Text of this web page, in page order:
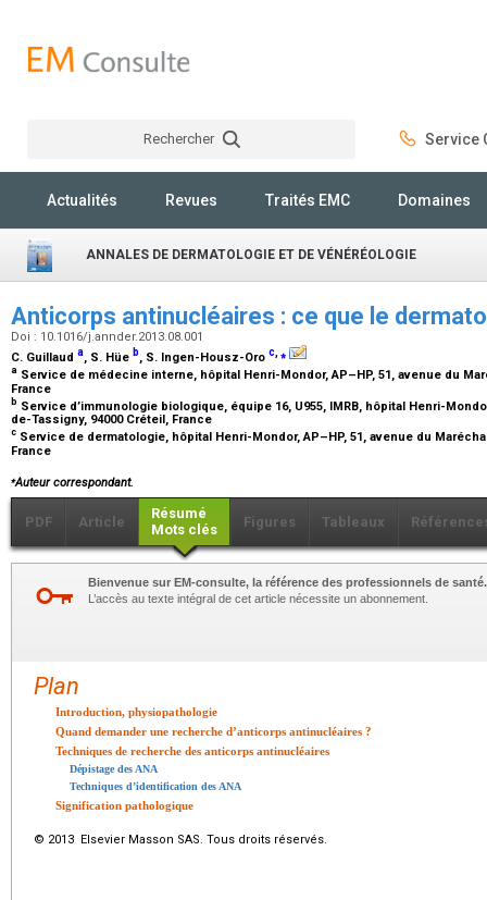
Rechercher Service
Actualités Revues Traités EMC Domaines
ANNALES DE DERMATOLOGIE ET DE VÉNÉRÉOLOGIE
Anticorps antinucléaires : ce que le
Doi : 10.1016/j.annder.2013.08.001
C. Guillaud a, S. Hüe b, S. Ingen-Housz-Oro c,⁎
a Service de médecine interne, hôpital Henri-Mondor, AP–HP, 51, avenue du
France
b Service d’immunologie biologique, équipe 16, U955, IMRB, hôpital Henri-
de-Tassigny, 94000 Créteil, France
c Service de dermatologie, hôpital Henri-Mondor, AP–HP, 51, avenue du
France
⁎Auteur correspondant.
PDF Article
Résumé
Mots clés
Figures Tableaux
Bienvenue sur EM-consulte, la référence des professionnels de santé.
L’accès au texte intégral de cet article nécessite un abonnement.
Plan
Introduction, physiopathologie
Quand demander une recherche d’anticorps antinucléaires ?
Techniques de recherche des anticorps antinucléaires
Dépistage des ANA
Techniques d’identification des ANA
Signification pathologique
© 2013 Elsevier Masson SAS. Tous droits réservés.